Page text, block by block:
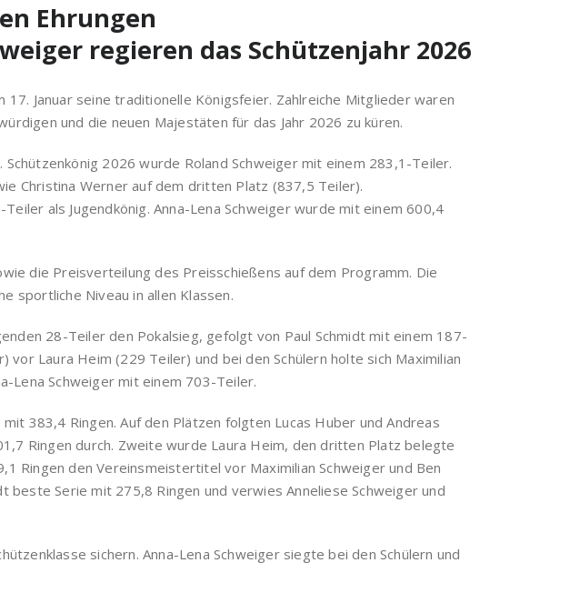
Ehrungen
regieren das Schützenjahr 2026
Januar seine traditionelle Königsfeier. Zahlreiche Mitglieder waren
und die neuen Majestäten für das Jahr 2026 zu küren.
2026 wurde Roland Schweiger mit einem 283,1-Teiler.
Christina Werner auf dem dritten Platz (837,5 Teiler).
als Jugendkönig. Anna-Lena Schweiger wurde mit einem 600,4
die Preisverteilung des Preisschießens auf dem Programm. Die
sportliche Niveau in allen Klassen.
28-Teiler den Pokalsieg, gefolgt von Paul Schmidt mit einem 187-
Laura Heim (229 Teiler) und bei den Schülern holte sich Maximilian
Lena Schweiger mit einem 703-Teiler.
383,4 Ringen. Auf den Plätzen folgten Lucas Huber und Andreas
Ringen durch. Zweite wurde Laura Heim, den dritten Platz belegte
Ringen den Vereinsmeistertitel vor Maximilian Schweiger und Ben
Serie mit 275,8 Ringen und verwies Anneliese Schweiger und
sichern. Anna-Lena Schweiger siegte bei den Schülern und